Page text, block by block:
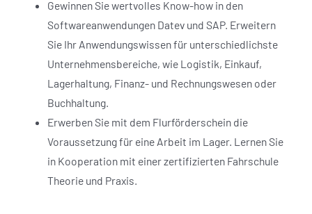
Gewinnen Sie wertvolles Know-how in den
Softwareanwendungen Datev und SAP. Erweitern
Sie Ihr Anwendungswissen für unterschiedlichste
Unternehmensbereiche, wie Logistik, Einkauf,
Lagerhaltung, Finanz- und Rechnungswesen oder
Buchhaltung.
Erwerben Sie mit dem Flurförderschein die
Voraussetzung für eine Arbeit im Lager. Lernen Sie
in Kooperation mit einer zertifizierten Fahrschule
Theorie und Praxis.